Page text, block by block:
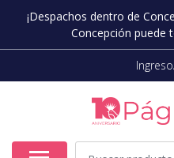
¡Despachos dentro de
Concepción puede